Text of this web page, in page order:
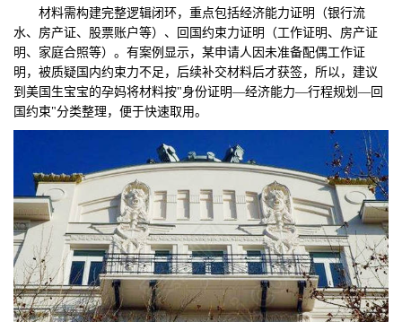
材料需构建完整逻辑闭环，重点包括经济能力证明（银行流
水、房产证、股票账户等）、回国约束力证明（工作证明、房产证
明、家庭合照等）。有案例显示，某申请人因未准备配偶工作证
明，被质疑国内约束力不足，后续补交材料后才获签，所以，建议
到美国生宝宝的孕妈将材料按"身份证明—经济能力—行程规划—回
国约束"分类整理，便于快速取用。